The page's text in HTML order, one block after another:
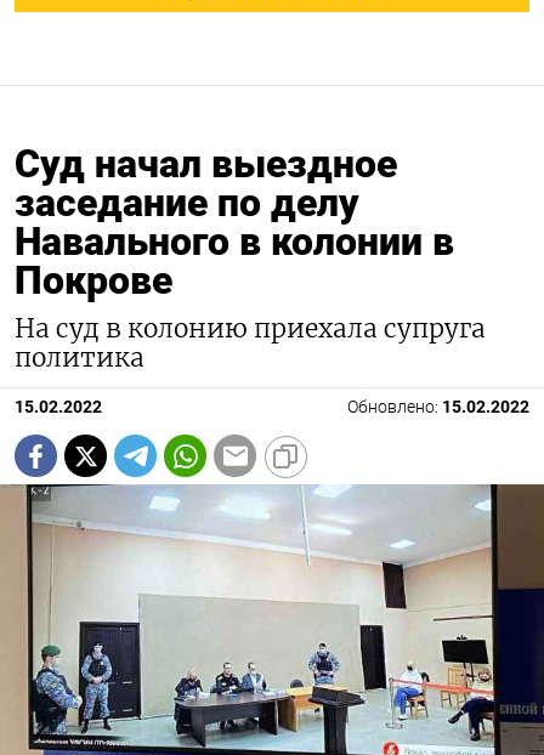
Суд начал выездное
заседание по делу
Навального в колонии в
Покрове
На суд в колонию приехала супруга
политика
15.02.2022 Обновлено: 15.02.2022